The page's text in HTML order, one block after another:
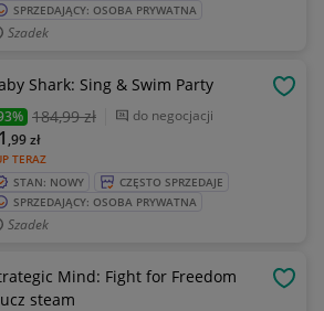
SPRZEDAJĄCY: OSOBA PRYWATNA
Szadek
Shark: Sing & Swim Party
184,99 zł do negocjacji
TERAZ
,99zł
STAN: NOWY
CZĘSTO SPRZEDAJE
SPRZEDAJĄCY: OSOBA PRYWATNA
Szadek
Mind: Fight for Freedom
steam